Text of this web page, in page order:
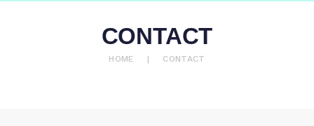
CONTACT
HOME CONTACT
OUR SERVICES
PURCHASE A